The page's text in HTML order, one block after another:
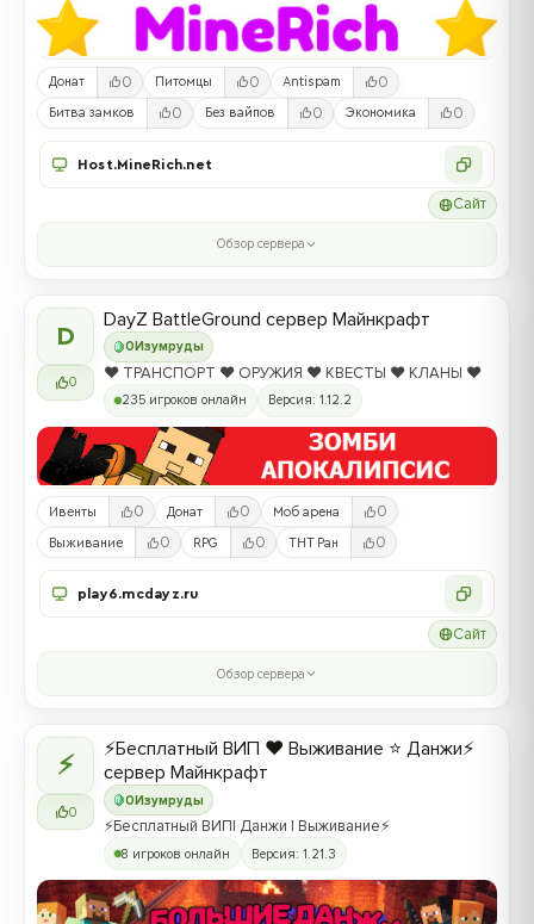
Донат 0 Питомцы 0 Antispam 0
Битва замков 0 Без вайпов 0 Экономика 0
Host.MineRich.net
Сайт
Обзор сервера
D
0
0 Изумруды
DayZ BattleGround сервер Майнкрафт
❤️ ТРАНСПОРТ ❤️ ОРУЖИЯ ❤️ КВЕСТЫ ❤️ КЛАНЫ ❤️
235 игроков онлайн Версия: 1.12.2
Ивенты 0 Донат 0 Моб арена 0
Выживание 0 RPG 0 ТНТ Ран 0
play6.mcdayz.ru
Сайт
Обзор сервера
⚡
0
0Изумруды
⚡Бесплатный ВИП ❤️ Выживание ⭐ Данжи⚡
сервер Майнкрафт
⚡Бесплатный ВИП| Данжи | Выживание⚡
8 игроков онлайн Версия: 1.21.3